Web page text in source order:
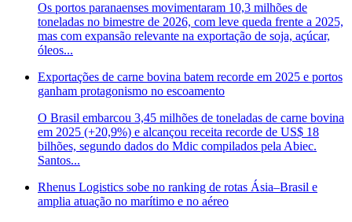
Os portos paranaenses movimentaram 10,3 milhões de
toneladas no bimestre de 2026, com leve queda frente a 2025,
mas com expansão relevante na exportação de soja, açúcar,
óleos...
Exportações de carne bovina batem recorde em 2025 e portos
ganham protagonismo no escoamento
O Brasil embarcou 3,45 milhões de toneladas de carne bovina
em 2025 (+20,9%) e alcançou receita recorde de US$ 18
bilhões, segundo dados do Mdic compilados pela Abiec.
Santos...
Rhenus Logistics sobe no ranking de rotas Ásia–Brasil e
amplia atuação no marítimo e no aéreo